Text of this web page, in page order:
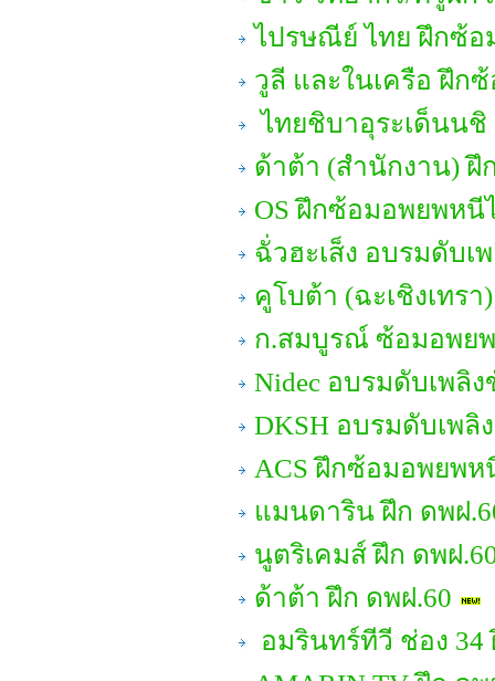
ไปรษณีย์ ไทย ฝึกซ้อ
วูลี และในเครือ ฝึก
ไทยชิบาอุระเด็นน
ด้าต้า (สำนักงาน) ฝึ
OS ฝึกซ้อมอพยพหนี
ฉั่วฮะเส็ง อบรมดับเ
คูโบต้า (ฉะเชิงเทร
ก.สมบูรณ์ ซ้อมอพย
Nidec อบรมดับเพลิ
DKSH อบรมดับเพลิ
ACS ฝึกซ้อมอพยพห
แมนดาริน ฝึก ดพฝ
นูตริเคมส์ ฝึก ดพฝ
ด้าต้า ฝึก ดพฝ.60
อมรินทร์ทีวี ช่อง 34